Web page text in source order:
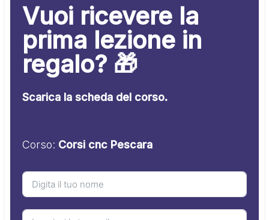
Vuoi ricevere la
prima lezione in
regalo? 🎁
Scarica la scheda del corso.
Corso: Corsi cnc Pescara